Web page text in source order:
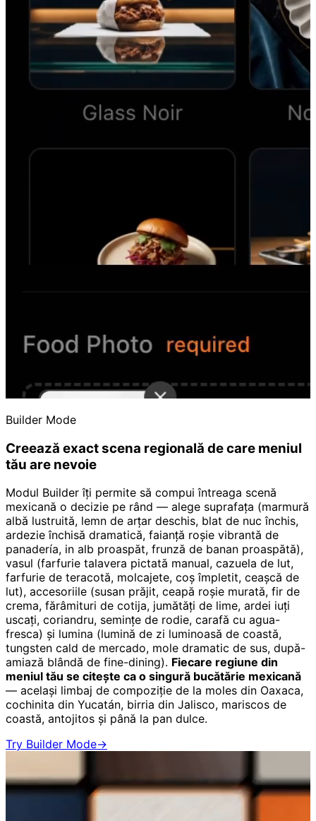
Builder Mode
Creează exact scena regională de care meniul
tău are nevoie
Modul Builder îți permite să compui întreaga scenă
mexicană o decizie pe rând — alege suprafața (marmură
albă lustruită, lemn de arțar deschis, blat de nuc închis,
ardezie închisă dramatică, faianță roșie vibrantă de
panadería, in alb proaspăt, frunză de banan proaspătă),
vasul (farfurie talavera pictată manual, cazuela de lut,
farfurie de teracotă, molcajete, coș împletit, ceașcă de
lut), accesoriile (susan prăjit, ceapă roșie murată, fir de
crema, fărâmituri de cotija, jumătăți de lime, ardei iuți
uscați, coriandru, semințe de rodie, carafă cu agua-
fresca) și lumina (lumină de zi luminoasă de coastă,
tungsten cald de mercado, mole dramatic de sus, după-
amiază blândă de fine-dining). Fiecare regiune din
meniul tău se citește ca o singură bucătărie mexicană
— același limbaj de compoziție de la moles din Oaxaca,
cochinita din Yucatán, birria din Jalisco, mariscos de
coastă, antojitos și până la pan dulce.
Try Builder Mode→